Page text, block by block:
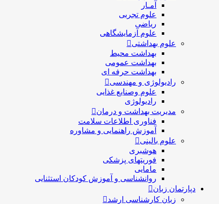
آمـار
علوم تجربی
ریاضی
علوم آزمایشگاهی
علوم بهداشتی
بهداشت محیط
بهداشت عمومی
بهداشت حرفه ای
رادیولوژی و مهندسی
علوم وصنایع غذایی
رادیولوژی
مدیریت بهداشت و درمان
فناوری اطلاعات سلامت
آموزش راهنمایی و مشاوره
علوم بالینی
هوشبری
فوریتهای پزشکی
مامایی
روانشناسی و آموزش کودکان استثنایی
دپارتمان زبان
زبان کارشناسی ارشد